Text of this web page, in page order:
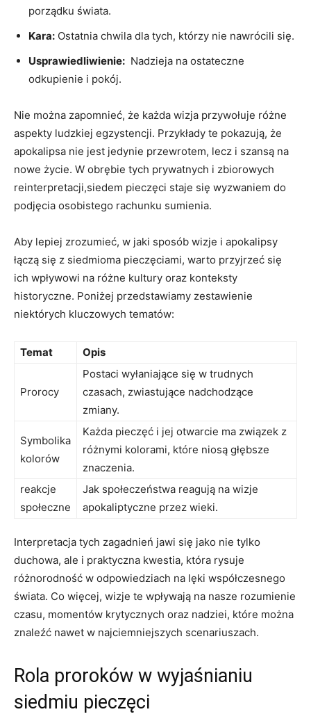
‌porządku świata.
Kara: Ostatnia chwila dla tych, którzy nie nawrócili ⁤się.
Usprawiedliwienie: ⁣ Nadzieja na ostateczne
odkupienie i pokój.
Nie można zapomnieć, że każda wizja przywołuje ​różne
aspekty ludzkiej egzystencji.​ Przykłady te pokazują, że
apokalipsa nie jest jedynie przewrotem, lecz i szansą na
nowe życie. W ⁤obrębie tych ⁣prywatnych i⁢ zbiorowych
reinterpretacji,siedem pieczęci staje⁤ się wyzwaniem do
podjęcia osobistego rachunku sumienia.
Aby lepiej zrozumieć,⁤ w jaki sposób⁣ wizje i apokalipsy
łączą⁣ się z siedmioma pieczęciami, warto przyjrzeć się
ich⁣ wpływowi na różne kultury oraz konteksty
historyczne. Poniżej przedstawiamy zestawienie
niektórych kluczowych tematów:
Temat Opis
Prorocy
Postaci wyłaniające się w trudnych
czasach, zwiastujące nadchodzące
zmiany.
Symbolika
kolorów
Każda ⁣pieczęć i jej otwarcie⁢ ma ⁤związek z
różnymi kolorami, które niosą głębsze​
znaczenia.
reakcje
⁤społeczne
Jak społeczeństwa reagują⁢ na wizje
apokaliptyczne ⁤przez wieki.
Interpretacja tych zagadnień jawi się jako nie tylko
duchowa, ale⁣ i praktyczna kwestia, która rysuje
różnorodność w odpowiedziach na ​lęki współczesnego
świata. Co‍ więcej, wizje ⁣te wpływają na nasze⁤ rozumienie
czasu,⁤ momentów krytycznych oraz nadziei, które można
znaleźć ​nawet w‌ najciemniejszych scenariuszach.
Rola proroków w wyjaśnianiu
siedmiu pieczęci